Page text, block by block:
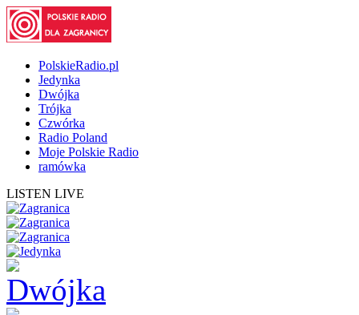
PolskieRadio.pl
Jedynka
Dwójka
Trójka
Czwórka
Radio Poland
Moje Polskie Radio
ramówka
LISTEN LIVE